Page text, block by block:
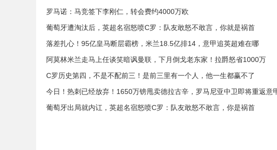
罗马诺：马竞签下李刚仁，转会费约4000万欧
葡萄牙遭淘汰后，英超名宿怒喷C罗：队友敢怒不敢言，你就是祸首
落差扎心！95亿皇马断层霸榜，米兰18.5亿排14，意甲追英超难在哪
阿莫林米兰走马上任谈笑暗讽曼联，下月倒戈老东家！拉爵怒省1000万
C罗历史第四，不是不配前三！是前三里有一个人，他一生都赢不了
今日！热刺已经放弃！1650万镑甩卖德拉古辛，罗马尼亚中卫即将重返意
葡萄牙出局就内讧，英超名宿怒喷C罗：队友敢怒不敢言，你是祸首